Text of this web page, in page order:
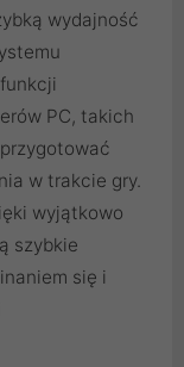
wydajność
PC, takich
w trakcie gry.
wyjątkowo
szybkie
się i